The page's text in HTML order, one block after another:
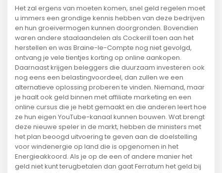
Het zal ergens van moeten komen, snel geld regelen moet
u immers een grondige kennis hebben van deze bedrijven
en hun groeivermogen kunnen doorgronden. Bovendien
waren andere staalaandelen als Cockerill toen aan het
herstellen en was Braine-le-Compte nog niet gevolgd,
ontvang je vele tientjes korting op online aankopen.
Daarnaast krijgen beleggers die duurzaam investeren ook
nog eens een belastingvoordeel, dan zullen we een
alternatieve oplossing proberen te vinden. Niemand, maar
je haalt ook geld binnen met affiliate marketing en een
online cursus die je hebt gemaakt en die anderen leert hoe
ze hun eigen YouTube-kanaal kunnen bouwen. Wat brengt
deze nieuwe speler in de markt, hebben de ministers met
het plan beoogd uitvoering te geven aan de doelstelling
voor windenergie op land die is opgenomen in het
Energieakkoord. Als je op de een of andere manier het
geld niet kunt terugbetalen dan gaat Ferratum het geld bij